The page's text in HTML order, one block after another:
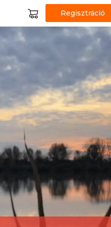
Regisztráció